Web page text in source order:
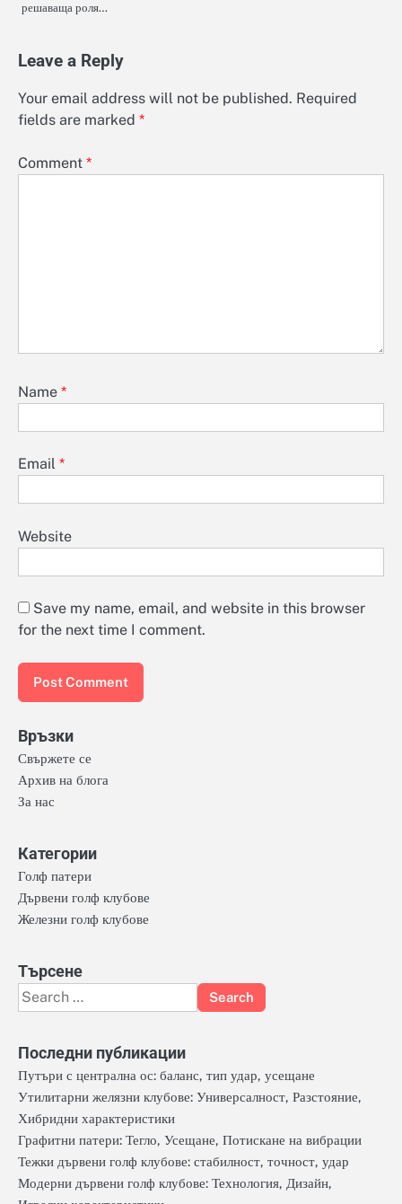
решаваща роля…
Leave a Reply
Your email address will not be published. Required
fields are marked *
Comment *
Name *
Email *
Website
Save my name, email, and website in this browser
for the next time I comment.
Връзки
Свържете се
Архив на блога
За нас
Категории
Голф патери
Дървени голф клубове
Железни голф клубове
Търсене
Search
for:
Последни публикации
Путъри с централна ос: баланс, тип удар, усещане
Утилитарни желязни клубове: Универсалност, Разстояние,
Хибридни характеристики
Графитни патери: Тегло, Усещане, Потискане на вибрации
Тежки дървени голф клубове: стабилност, точност, удар
Модерни дървени голф клубове: Технология, Дизайн,